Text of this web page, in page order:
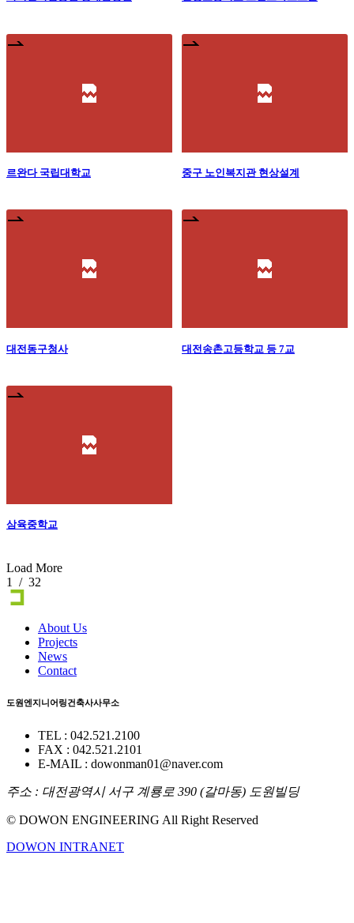
르완다 국립대학교 중구 노인복지관 현상설계
대전동구청사 대전송촌고등학교 등 7교
삼육중학교
Load More
1
/ 32
About Us
Projects
News
Contact
도원엔지니어링건축사사무소
TEL : 042.521.2100
FAX : 042.521.2101
E-MAIL : dowonman01@naver.com
주소 : 대전광역시 서구 계룡로 390 (갈마동) 도원빌딩
© DOWON ENGINEERING All Right Reserved
DOWON INTRANET